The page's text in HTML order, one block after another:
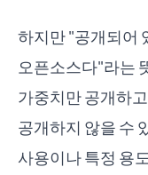
하지만 "공개되어
오픈소스다"라는
가중치만 공개하
공개하지 않을 수
사용이나 특정 용